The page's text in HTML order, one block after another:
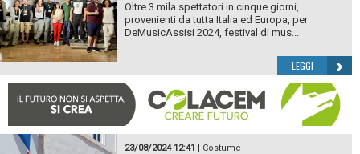
Oltre 3 mila spettatori in cinque giorni,
provenienti da tutta Italia ed Europa, per
DeMusicAssisi 2024, festival di mus...
LEGGI
23/08/2024 12:41 | Costume